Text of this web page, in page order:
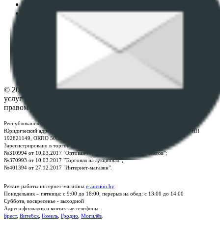
Политика в отношении обработки персональных
ПОЛОЖЕНИЕ О ПОЛИТИКЕ ОБРАБОТКИ COOKIE-
Настройки cookie-файлов
© 2026 Республиканское унитарное предприятие по оказанию
услуг "БелЮрОбеспечение" - Все права защищены авторским
правом
Республиканское унитарное предприятие по оказанию услуг "БелЮрОбеспечение"
Юридический адрес: г. Минск, пр-т. Дзержинского, 1Б, e-mail:
, УНП
192821149, ОКПО 500111895000
Зарегистрировано в торговом реестре Республики Беларусь:
№310994 от 10.03.2017 "Оптовая торговля без торговых объектов";
№370993 от 10.03.2017 "Торговля на аукционах";
№401394 от 27.12.2017 "Интернет-магазин".
Режим работы интернет-магазина e-auction.by:
Понедельник – пятница: с 9:00 до 18:00, перерыв на обед: с 13:00 до 14:00
Суббота, воскресенье - выходной
Адреса филиалов и контактые телефоны:
Брест, Витебск Гомель Гродно Могилёв